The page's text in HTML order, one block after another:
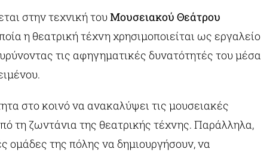
στην τεχνική τουΜουσειακού Θεάτρου
η θεατρική τέχνη χρησιμοποιείται ως εργαλείο
τις αφηγηματικές δυνατότητές του μέσα
στο κοινό να ανακαλύψει τις μουσειακές
τη ζωντάνια της θεατρικής τέχνης. Παράλληλα,
ομάδες της πόλης να δημιουργήσουν, να